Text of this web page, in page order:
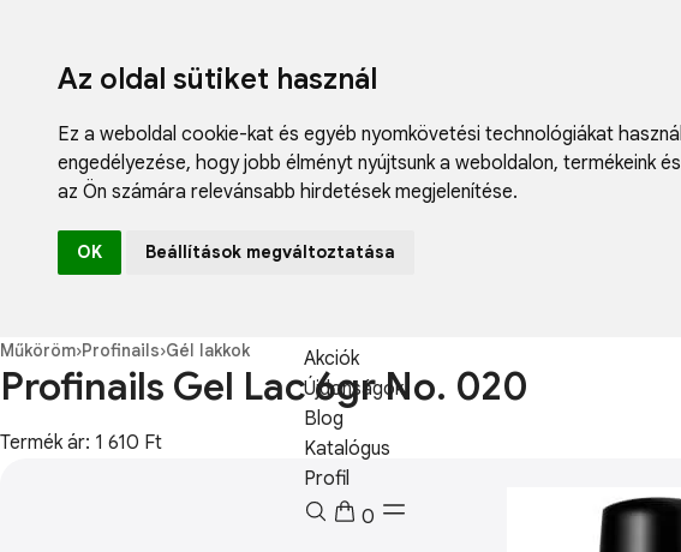
Az oldal sütiket használ
Ez a weboldal cookie-kat és egyéb nyomkövetési technológiákat
engedélyezése, hogy jobb élményt nyújtsunk a weboldalon, termékeink
az Ön számára relevánsabb hirdetések megjelenítése.
OK Beállítások megváltoztatása
Fodrászcikk
Akciók
Újdonságok
Blog
Katalógus
Profil
0
Műköröm›Profinails›Gél lakkok
Profinails Gel Lac 6gr No. 020
Termék ár: 1 610 Ft